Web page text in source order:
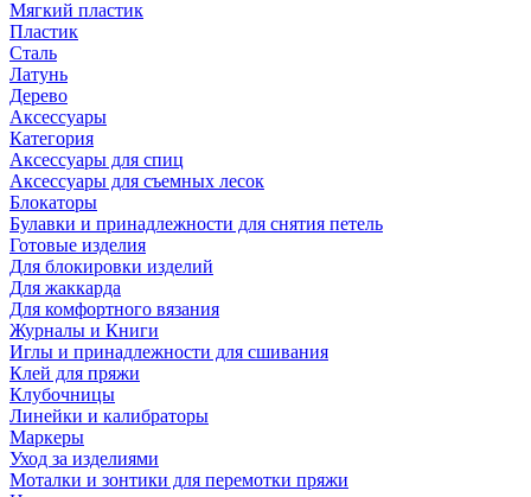
Мягкий пластик
Пластик
Сталь
Латунь
Дерево
Аксессуары
Категория
Аксессуары для спиц
Аксессуары для съемных лесок
Блокаторы
Булавки и принадлежности для снятия петель
Готовые изделия
Для блокировки изделий
Для жаккарда
Для комфортного вязания
Журналы и Книги
Иглы и принадлежности для сшивания
Клей для пряжи
Клубочницы
Линейки и калибраторы
Маркеры
Уход за изделиями
Моталки и зонтики для перемотки пряжи